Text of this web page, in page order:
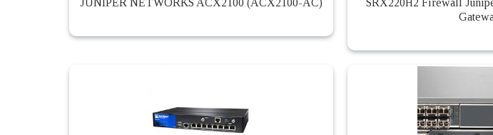
JUNIPER NETWORKS ACX2100 (ACX2100-AC)
SRX220H2 Firewall